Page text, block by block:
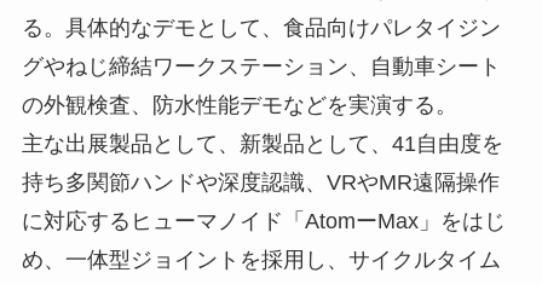
る。具体的なデモとして、食品向けパレタイジン
グやねじ締結ワークステーション、自動車シート
の外観検査、防水性能デモなどを実演する。
主な出展製品として、新製品として、41自由度を
持ち多関節ハンドや深度認識、VRやMR遠隔操作
に対応するヒューマノイド「AtomーMax」をはじ
め、一体型ジョイントを採用し、サイクルタイム